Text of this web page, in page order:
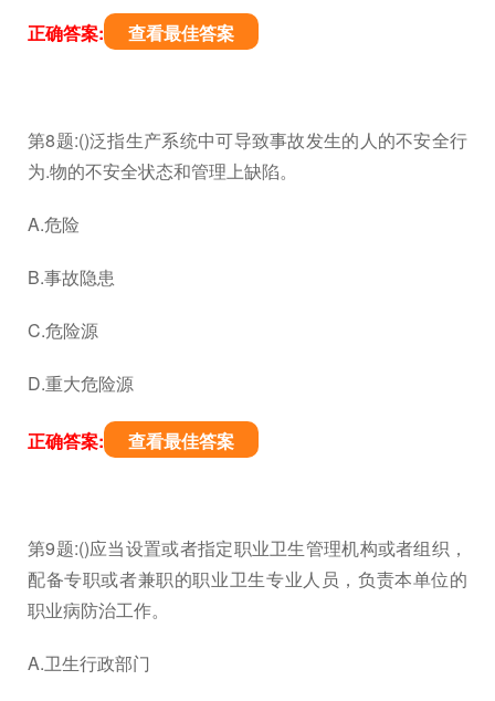
正确答案: 查看最佳答案
第8题:()泛指生产系统中可导致事故发生的人的不安全行
为.物的不安全状态和管理上缺陷。
A.危险
B.事故隐患
C.危险源
D.重大危险源
正确答案: 查看最佳答案
第9题:()应当设置或者指定职业卫生管理机构或者组织，
配备专职或者兼职的职业卫生专业人员，负责本单位的
职业病防治工作。
A.卫生行政部门